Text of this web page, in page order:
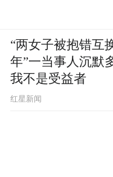
“两女子被抱错互
年”一当事人沉默
我不是受益者
红星新闻